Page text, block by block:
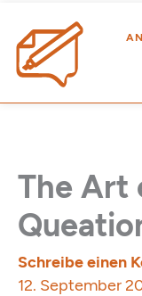
Inhalt
springen
The Art
Schreibe einen
12. September